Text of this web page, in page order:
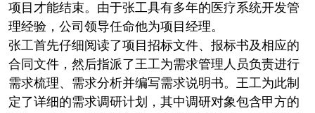
项目才能结束。由于张工具有多年的医疗系统开发管
理经验，公司领导任命他为项目经理。
张工首先仔细阅读了项目招标文件、报标书及相应的
合同文件，然后指派了王工为需求管理人员负责进行
需求梳理、需求分析并编写需求说明书。王工为此制
定了详细的需求调研计划，其中调研对象包含甲方的